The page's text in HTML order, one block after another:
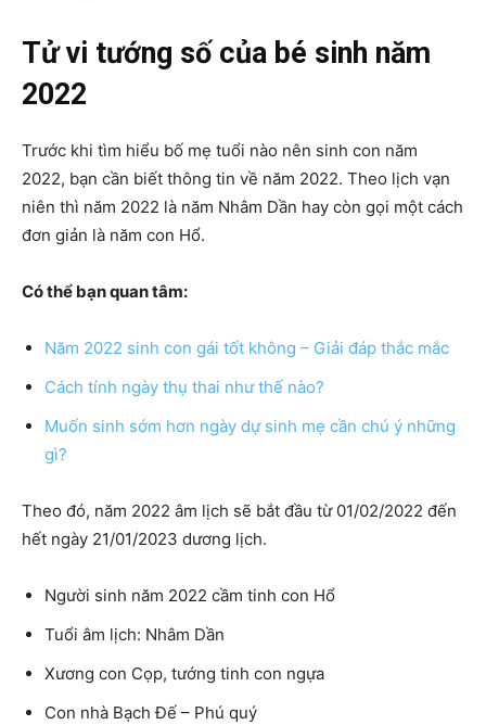
Tử vi tướng số của bé sinh năm
2022
Trước khi tìm hiểu bố mẹ tuổi nào nên sinh con năm
2022, bạn cần biết thông tin về năm 2022. Theo lịch vạn
niên thì năm 2022 là năm Nhâm Dần hay còn gọi một cách
đơn giản là năm con Hổ.
Có thể bạn quan tâm:
Năm 2022 sinh con gái tốt không – Giải đáp thắc mắc
Cách tính ngày thụ thai như thế nào?
Muốn sinh sớm hơn ngày dự sinh mẹ cần chú ý những
gì?
Theo đó, năm 2022 âm lịch sẽ bắt đầu từ 01/02/2022 đến
hết ngày 21/01/2023 dương lịch.
Người sinh năm 2022 cầm tinh con Hổ
Tuổi âm lịch: Nhâm Dần
Xương con Cọp, tướng tinh con ngựa
Con nhà Bạch Đế – Phú quý